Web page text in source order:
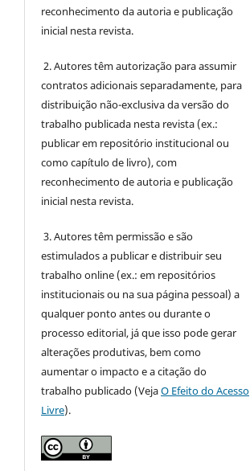
reconhecimento da autoria e publicação
inicial nesta revista.
2. Autores têm autorização para assumir
contratos adicionais separadamente, para
distribuição não-exclusiva da versão do
trabalho publicada nesta revista (ex.:
publicar em repositório institucional ou
como capítulo de livro), com
reconhecimento de autoria e publicação
inicial nesta revista.
3. Autores têm permissão e são
estimulados a publicar e distribuir seu
trabalho online (ex.: em repositórios
institucionais ou na sua página pessoal) a
qualquer ponto antes ou durante o
processo editorial, já que isso pode gerar
alterações produtivas, bem como
aumentar o impacto e a citação do
trabalho publicado (VejaO Efeito do Acesso
Livre).